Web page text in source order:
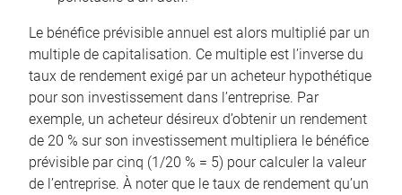
Le bénéfice prévisible annuel est alors multiplié par un
multiple de capitalisation. Ce multiple est l’inverse du
taux de rendement exigé par un acheteur hypothétique
pour son investissement dans l’entreprise. Par
exemple, un acheteur désireux d’obtenir un rendement
de 20 % sur son investissement multipliera le bénéfice
prévisible par cinq (1/20 % = 5) pour calculer la valeur
de l’entreprise. À noter que le taux de rendement qu’un